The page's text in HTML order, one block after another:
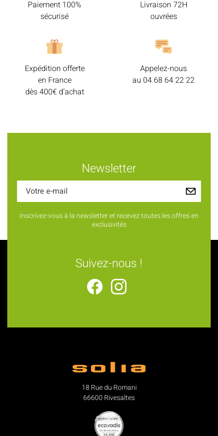
Paiement 100%
sécurisé
Livraison 72H
ouvrées
Expédition offerte
en France
dès 400€ d’achat
Appelez-nous
au 04 68 64 22 22
Newsletter
Inscrivez-vous à la newsletter et recevez toutes les offres en
exclusivités
Suivez-nous !
18 Rue du Romani
66600 Rivesaltes